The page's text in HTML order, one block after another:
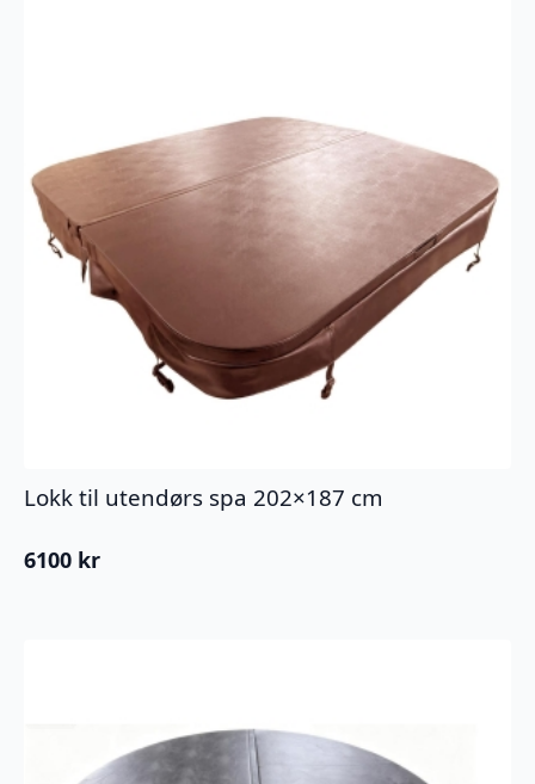
Lokk til utendørs spa 202×187 cm
6100 kr